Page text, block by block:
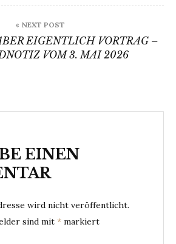
« NEXT POST
EIGENTLICH VORTRAG –
VOM 3. MAI 2026
EINEN
wird nicht veröffentlicht.
sind mit * markiert